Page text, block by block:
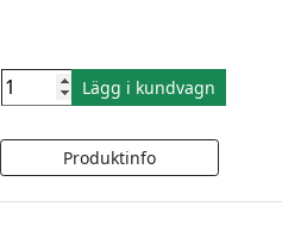
Lägg i kundvagn